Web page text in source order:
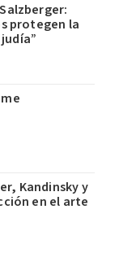
protegen la
Kandinsky y
en el arte